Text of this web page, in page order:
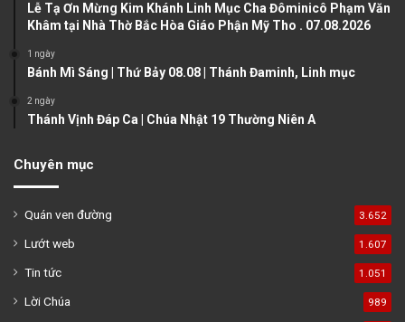
g
Lễ Tạ Ơn Mừng Kim Khánh Linh Mục Cha Đôminicô Phạm Văn
Khâm tại Nhà Thờ Bắc Hòa Giáo Phận Mỹ Tho . 07.08.2026
1 ngày
Bánh Mì Sáng | Thứ Bảy 08.08 | Thánh Đaminh, Linh mục
2 ngày
Thánh Vịnh Đáp Ca | Chúa Nhật 19 Thường Niên A
Chuyên mục
Quán ven đường 3.652
Lướt web 1.607
Tin tức 1.051
Lời Chúa 989